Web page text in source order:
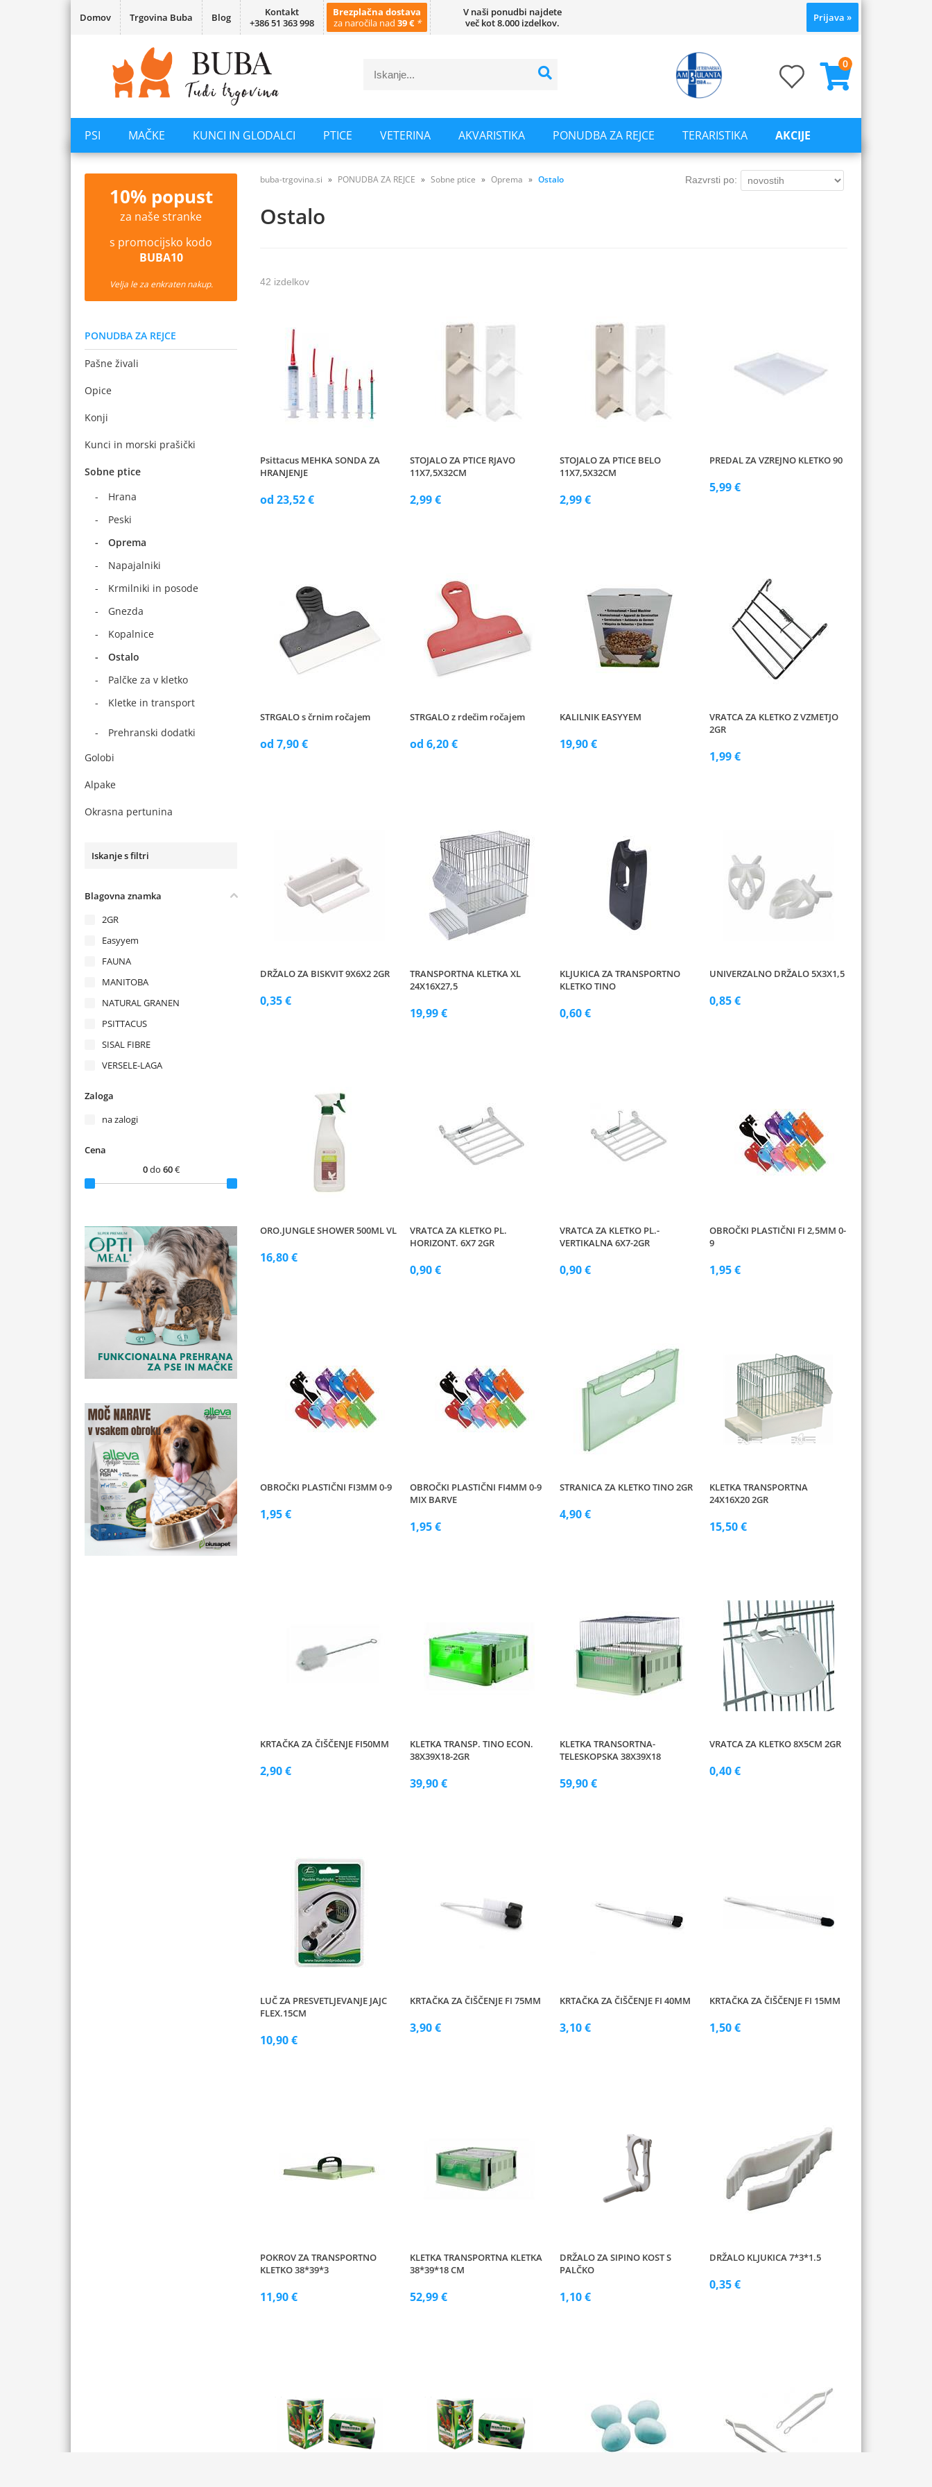
Domov Trgovina Buba Blog
Kontakt
+386 51 363 998
Brezplačna dostava
za naročila nad 39 € *
V naši ponudbi najdete
več kot 8.000 izdelkov.
Prijava »
0
PSI MAČKE KUNCI IN GLODALCI PTICE VETERINA AKVARISTIKA PONUDBA ZA REJCE TERARISTIKA AKCIJE
10% popust
za naše stranke
s promocijsko kodo
BUBA10
Velja le za enkraten nakup.
PONUDBA ZA REJCE
Pašne živali
Opice
Konji
Kunci in morski prašički
Sobne ptice
Hrana
Peski
Oprema
Napajalniki
Krmilniki in posode
Gnezda
Kopalnice
Ostalo
Palčke za v kletko
Kletke in transport
Prehranski dodatki
Golobi
Alpake
Okrasna pertunina
Iskanje s filtri
Blagovna znamka
2GR
Easyyem
FAUNA
MANITOBA
NATURAL GRANEN
PSITTACUS
SISAL FIBRE
VERSELE-LAGA
Zaloga
na zalogi
Cena
0do 60€
buba-trgovina.si PONUDBA ZA REJCE Sobne ptice Oprema Ostalo Razvrsti po:
Ostalo
42 izdelkov
Psittacus MEHKA SONDA ZA
HRANJENJE
od 23,52 €
STOJALO ZA PTICE RJAVO
11X7,5X32CM
2,99 €
STOJALO ZA PTICE BELO
11X7,5X32CM
2,99 €
PREDAL ZA VZREJNO KLETKO 90
5,99 €
STRGALO s črnim ročajem
od 7,90 €
STRGALO z rdečim ročajem
od 6,20 €
KALILNIK EASYYEM
19,90 €
VRATCA ZA KLETKO Z VZMETJO
2GR
1,99 €
DRŽALO ZA BISKVIT 9X6X2 2GR
0,35 €
TRANSPORTNA KLETKA XL
24X16X27,5
19,99 €
KLJUKICA ZA TRANSPORTNO
KLETKO TINO
0,60 €
UNIVERZALNO DRŽALO 5X3X1,5
0,85 €
ORO.JUNGLE SHOWER 500ML VL
16,80 €
VRATCA ZA KLETKO PL.
HORIZONT. 6X7 2GR
0,90 €
VRATCA ZA KLETKO PL.-
VERTIKALNA 6X7-2GR
0,90 €
OBROČKI PLASTIČNI FI 2,5MM 0-
9
1,95 €
OBROČKI PLASTIČNI FI3MM 0-9
1,95 €
OBROČKI PLASTIČNI FI4MM 0-9
MIX BARVE
1,95 €
STRANICA ZA KLETKO TINO 2GR
4,90 €
KLETKA TRANSPORTNA
24X16X20 2GR
15,50 €
KRTAČKA ZA ČIŠČENJE FI50MM
2,90 €
KLETKA TRANSP. TINO ECON.
38X39X18-2GR
39,90 €
KLETKA TRANSORTNA-
TELESKOPSKA 38X39X18
59,90 €
VRATCA ZA KLETKO 8X5CM 2GR
0,40 €
LUČ ZA PRESVETLJEVANJE JAJC
FLEX.15CM
10,90 €
KRTAČKA ZA ČIŠČENJE FI 75MM
3,90 €
KRTAČKA ZA ČIŠČENJE FI 40MM
3,10 €
KRTAČKA ZA ČIŠČENJE FI 15MM
1,50 €
POKROV ZA TRANSPORTNO
KLETKO 38*39*3
11,90 €
KLETKA TRANSPORTNA KLETKA
38*39*18 CM
52,99 €
DRŽALO ZA SIPINO KOST S
PALČKO
1,10 €
DRŽALO KLJUKICA 7*3*1.5
0,35 €